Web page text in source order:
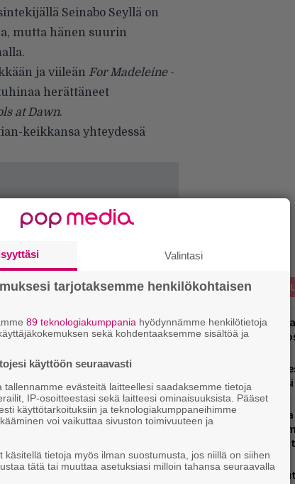
Seinabo Seyllä on
mutta hänen suurin
ja viileän For Madeleine-
herättäneet
at Dawn.
keikkansa yhteydessä
Weezer
esiintyjiä
Laittomasta
Paavo
kädessä –
Mainioita
Valintasi
tarjotaksemme henkilökohtaisen
89 teknologiakumppania hyödynnämme henkilötietoja
sekä kohdentaaksemme sisältöä ja
käyttöön seuraavasti
tallennamme evästeitä laitteellesi saadaksemme tietoja
IP-osoitteestasi sekä laitteesi ominaisuuksista. Pääset
käyttötarkoituksiin ja teknologiakumppaneihimme
voi vaikuttaa sivuston toimivuuteen ja
käsitellä tietoja myös ilman suostumusta, jos niillä on siihen
tätä tai muuttaa asetuksiasi milloin tahansa seuraavalla